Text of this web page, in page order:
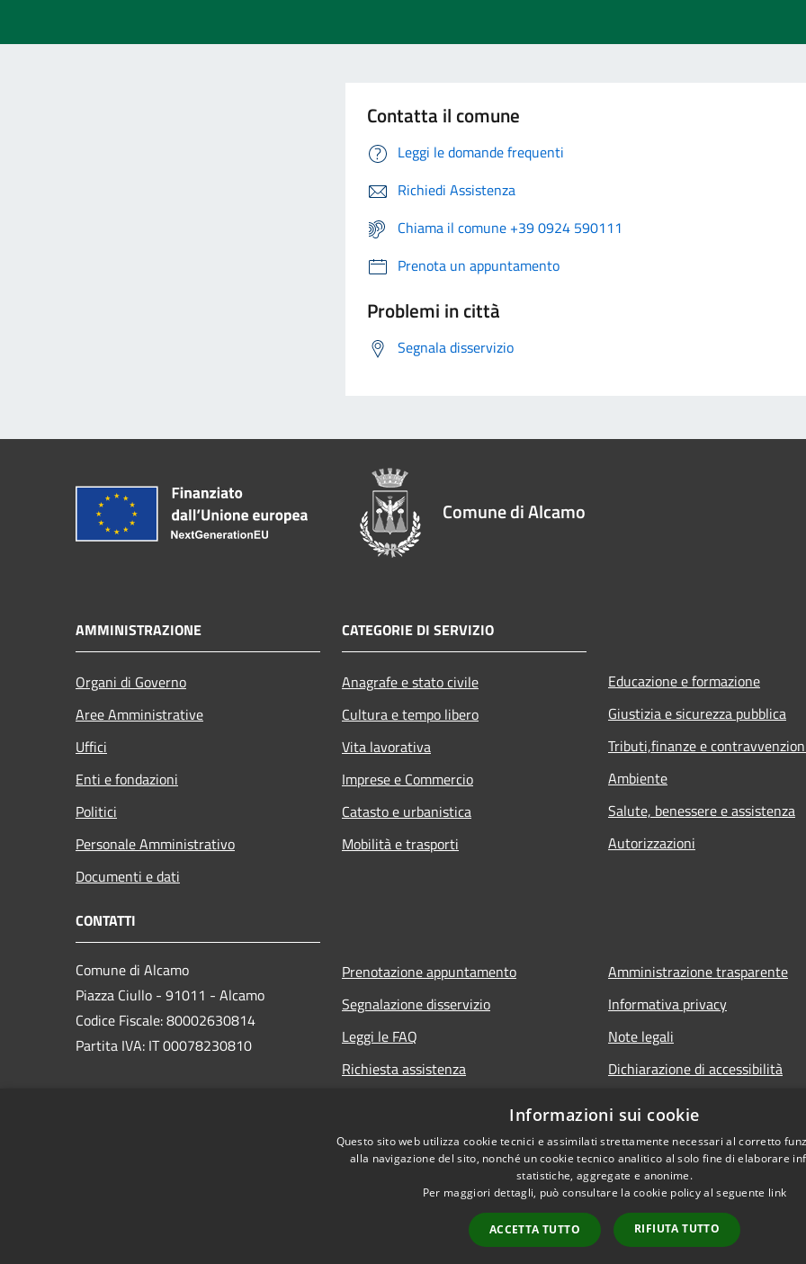
Contatta il comune
Leggi le domande frequenti
Richiedi Assistenza
Chiama il comune +39 0924 590111
Prenota un appuntamento
Problemi in città
Segnala disservizio
Comune di Alcamo
AMMINISTRAZIONE
Organi di Governo
Aree Amministrative
Uffici
Enti e fondazioni
Politici
Personale Amministrativo
Documenti e dati
CATEGORIE DI SERVIZIO
Anagrafe e stato civile
Cultura e tempo libero
Vita lavorativa
Imprese e Commercio
Catasto e urbanistica
Mobilità e trasporti
Educazione e formazione
Giustizia e sicurezza pubblica
Tributi,finanze e
Ambiente
Salute, benessere e assistenza
Autorizzazioni
CONTATTI
Comune di Alcamo
Piazza Ciullo - 91011 - Alcamo
Codice Fiscale: 80002630814
Partita IVA: IT 00078230810
Prenotazione appuntamento
Segnalazione disservizio
Leggi le FAQ
Richiesta assistenza
Amministrazione trasparente
Informativa privacy
Note legali
Dichiarazione di accessibilità
Informazioni sui cookie
Questo sito web utilizza cookie tecnici e assimilati strettamente necessari al corretto
alla navigazione del sito, nonché un cookie tecnico analitico al solo fine di elaborare
statistiche, aggregate e anonime.
Per maggiori dettagli, può consultare la cookie policy al seguente link
ACCETTA TUTTO RIFIUTA TUTTO